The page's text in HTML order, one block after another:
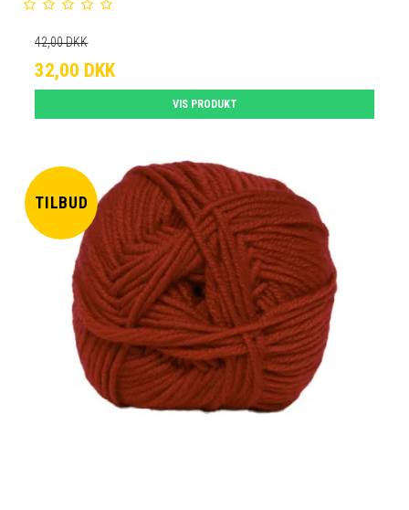
42,00 DKK
32,00 DKK
VIS PRODUKT
TILBUD